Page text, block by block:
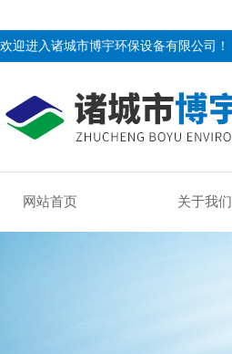
欢迎进入诸城市博宇环保设备有限公司！
网站首页 关于我们